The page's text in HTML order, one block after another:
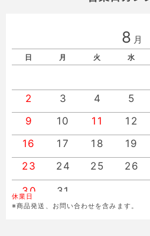
8 月
日 月 火 水
2
3 4 5
9
10 11 12
16
17 18 19
23
24 25 26
30 31
休業日
※商品発送、お問い合わせを含みます。